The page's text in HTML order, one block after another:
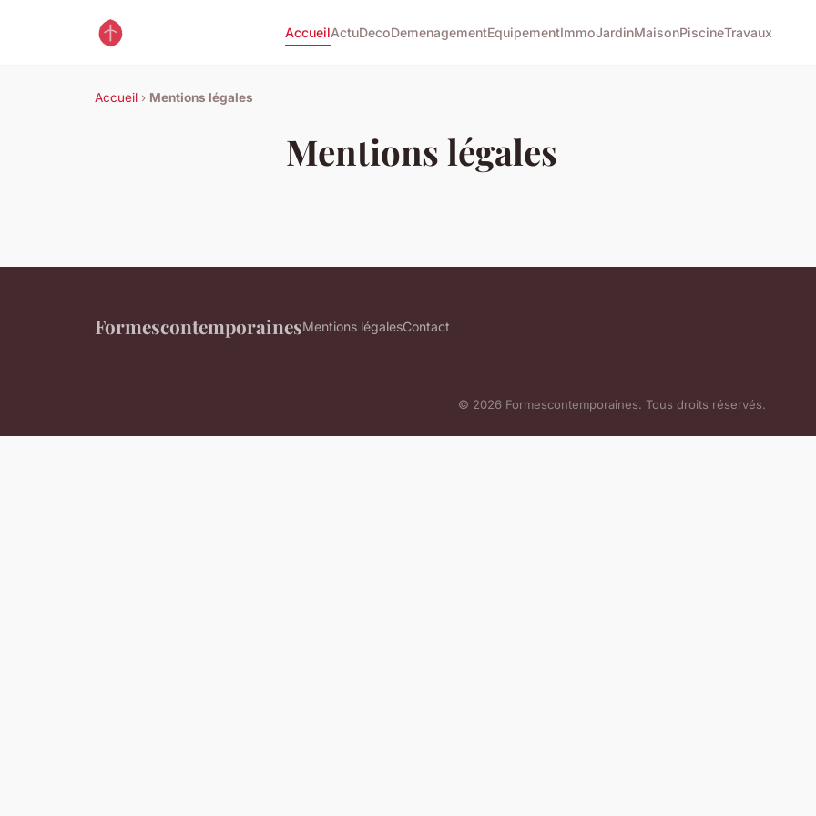
AccueilActuDecoDemenagementEquipementImmoJardinMaisonPiscineTravaux
Accueil › Mentions légales
Mentions légales
FormescontemporainesMentions légalesContact
© 2026 Formescontemporaines. Tous droits réservés.